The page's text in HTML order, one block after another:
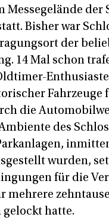
Messegelände der
Bisher war
der
14 Mal schon
Fahrzeuge
die
des
wurden,
für die
mehrere
gelockt hatte.